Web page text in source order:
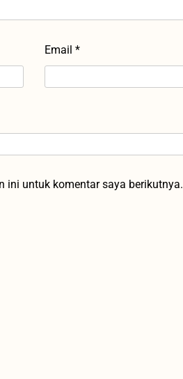
Email *
ini untuk komentar saya berikutnya.